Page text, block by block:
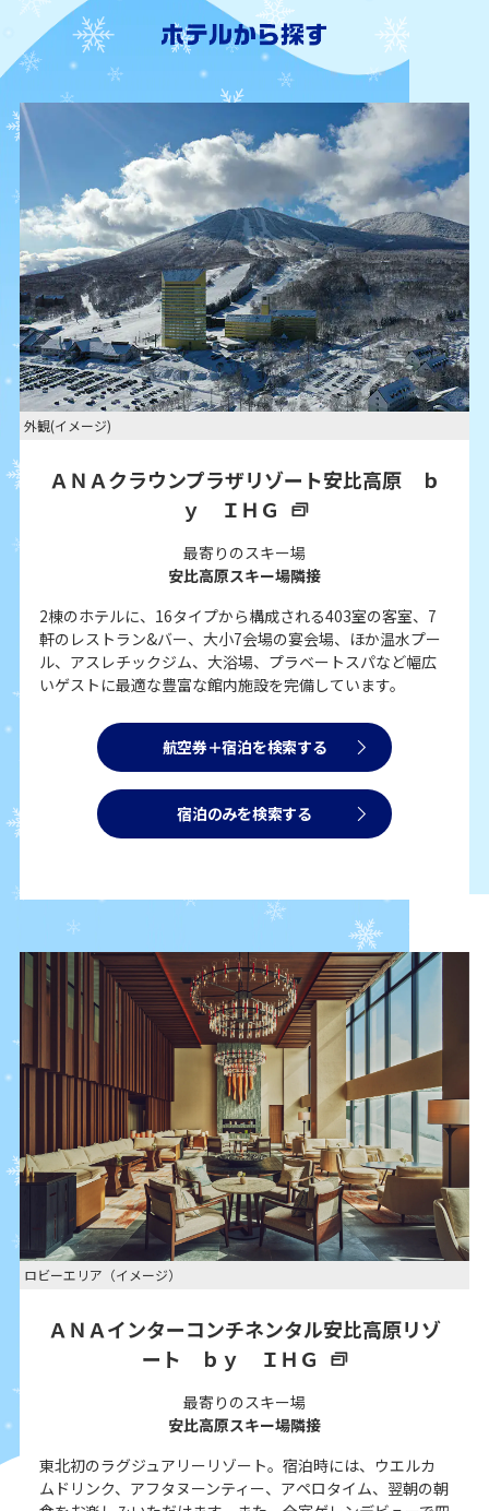
外観(イメージ)
ＡＮＡクラウンプラザリゾート安比高原 ｂ
ｙ ＩＨＧ
最寄りのスキー場
安比高原スキー場隣接
2棟のホテルに、16タイプから構成される403室の客室、7
軒のレストラン&バー、大小7会場の宴会場、ほか温水プー
ル、アスレチックジム、大浴場、プラベートスパなど幅広
いゲストに最適な豊富な館内施設を完備しています。
航空券＋宿泊を検索する
宿泊のみを検索する
ロビーエリア（イメージ）
ＡＮＡインターコンチネンタル安比高原リゾ
ート ｂｙ ＩＨＧ
最寄りのスキー場
安比高原スキー場隣接
東北初のラグジュアリーリゾート。宿泊時には、ウエルカ
ムドリンク、アフタヌーンティー、アペロタイム、翌朝の朝